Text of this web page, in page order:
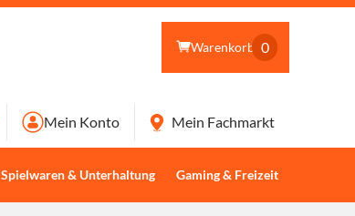
Warenkorb 0
Spielwaren & Unterhaltung Gaming & Freizeit
Mein Konto Mein Fachmarkt